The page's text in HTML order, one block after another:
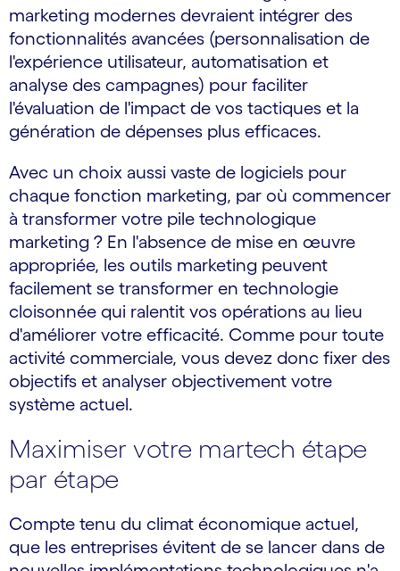
marketing modernes devraient intégrer des
fonctionnalités avancées (personnalisation de
l'expérience utilisateur, automatisation et
analyse des campagnes) pour faciliter
l'évaluation de l'impact de vos tactiques et la
génération de dépenses plus efficaces.
Avec un choix aussi vaste de logiciels pour
chaque fonction marketing, par où commencer
à transformer votre pile technologique
marketing ? En l'absence de mise en œuvre
appropriée, les outils marketing peuvent
facilement se transformer en technologie
cloisonnée qui ralentit vos opérations au lieu
d'améliorer votre efficacité. Comme pour toute
activité commerciale, vous devez donc fixer des
objectifs et analyser objectivement votre
système actuel.
Maximiser votre martech étape
par étape
Compte tenu du climat économique actuel,
que les entreprises évitent de se lancer dans de